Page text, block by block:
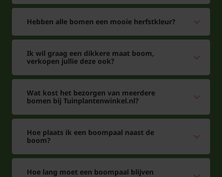
Hebben alle bomen een mooie herfstkleur?
Ik wil graag een dikkere maat boom,
verkopen jullie deze ook?
Wat kost het bezorgen van meerdere
bomen bij Tuinplantenwinkel.nl?
Hoe plaats ik een boompaal naast de
boom?
Hoe lang moet een boompaal blijven